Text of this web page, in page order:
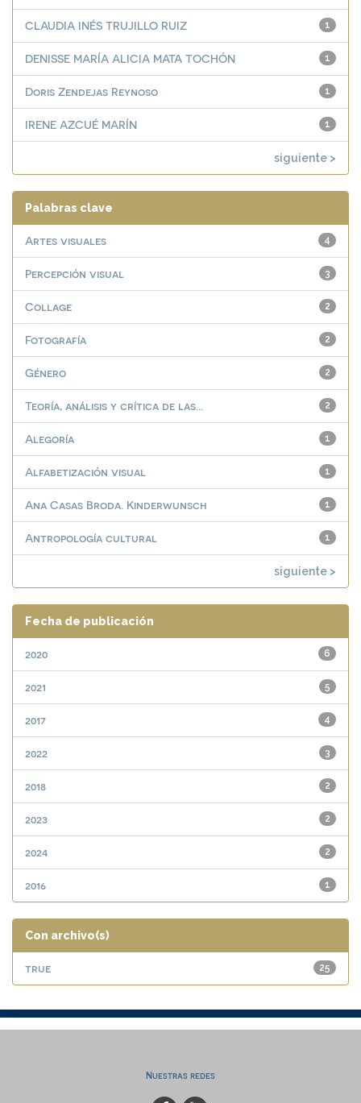
1
CLAUDIA INÉS TRUJILLO RUIZ
1
DENISSE MARÍA ALICIA MATA TOCHÓN
1
Doris Zendejas Reynoso
1
IRENE AZCUÉ MARÍN
siguiente >
Palabras clave
4
Artes visuales
3
Percepción visual
2
Collage
2
Fotografía
2
Género
2
Teoría, análisis y crítica de las...
1
Alegoría
1
Alfabetización visual
1
Ana Casas Broda. Kinderwunsch
1
Antropología cultural
siguiente >
Fecha de publicación
6
2020
5
2021
4
2017
3
2022
2
2018
2
2023
2
2024
1
2016
Con archivo(s)
25
true
Nuestras redes